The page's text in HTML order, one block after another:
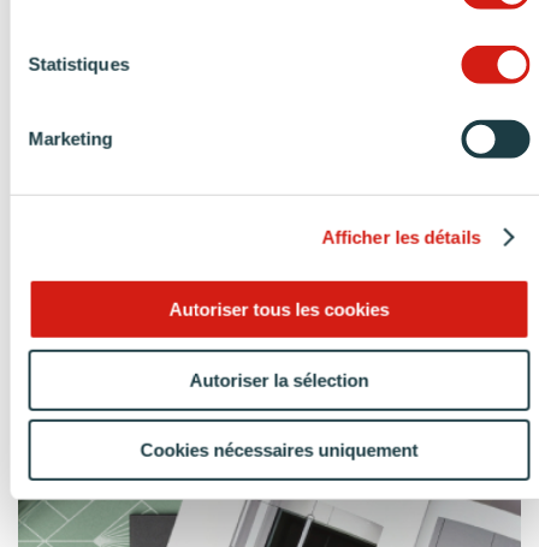
Statistiques
Marketing
Afficher les détails
Autoriser tous les cookies
Autoriser la sélection
Cookies nécessaires uniquement
Réalisation d’une cuisine bleu nuit velouté en longueur